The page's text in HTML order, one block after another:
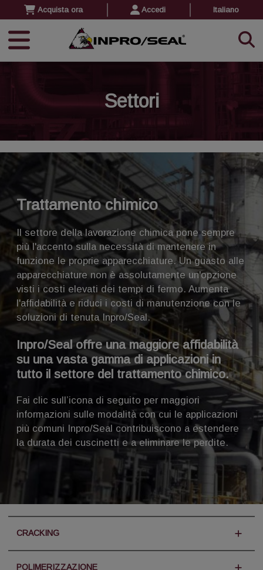
Acquista ora Accedi Italiano
Settori
Trattamento chimico
Il settore della lavorazione chimica pone sempre
più l'accento sulla necessità di mantenere in
funzione le proprie apparecchiature. Un guasto alle
apparecchiature non è assolutamente un'opzione
visti i costi elevati dei tempi di fermo. Aumenta
l'affidabilità e riduci i costi di manutenzione con le
soluzioni di tenuta Inpro/Seal.
Inpro/Seal offre una maggiore affidabilità
su una vasta gamma di applicazioni in
tutto il settore del trattamento chimico.
Fai clic sull’icona di seguito per maggiori
informazioni sulle modalità con cui le applicazioni
più comuni Inpro/Seal contribuiscono a estendere
la durata dei cuscinetti e a eliminare le perdite.
CRACKING
Processi
POLIMERIZZAZIONE